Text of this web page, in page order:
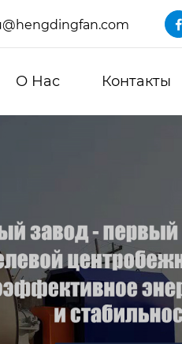

О Нас Контакты